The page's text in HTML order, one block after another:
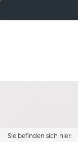
Sie befinden sich hier: